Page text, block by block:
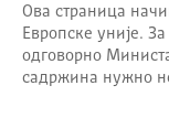
Ова страница
Европске уније.
одговорно
садржина нужно